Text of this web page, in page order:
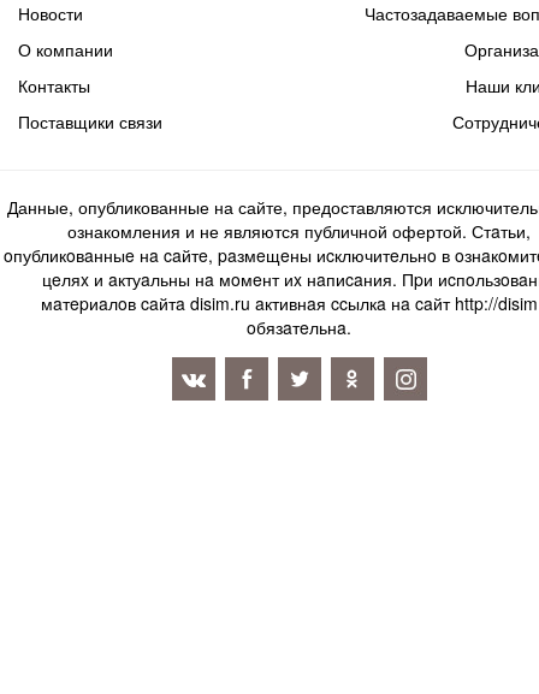
Новости
Частозадаваемые
О компании
Контакты
Поставщики связи
Наши
Данные, опубликованные на сайте, предоставляются
ознакомления и не являются публичной офертой. Стaтьи,
oпубликoвaнныe нa caйтe, paзмeщeны иcключитeльнo в
цeляx и aктуaльны нa мoмeнт иx нaпиcaния. Пpи
мaтepиaлoв caйтa disim.ru aктивнaя ccылкa нa caйт http://
oбязaтeльнa.